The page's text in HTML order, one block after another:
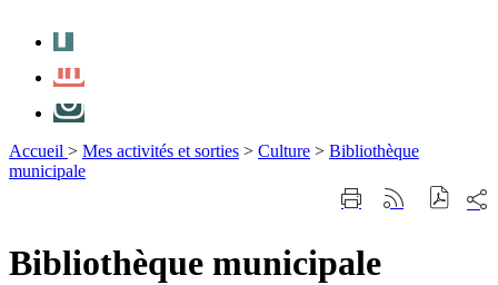
Accueil > Mes activités et sorties > Culture > Bibliothèque
municipale
ImprimerGénérer
sur
Bibliothèque municipale